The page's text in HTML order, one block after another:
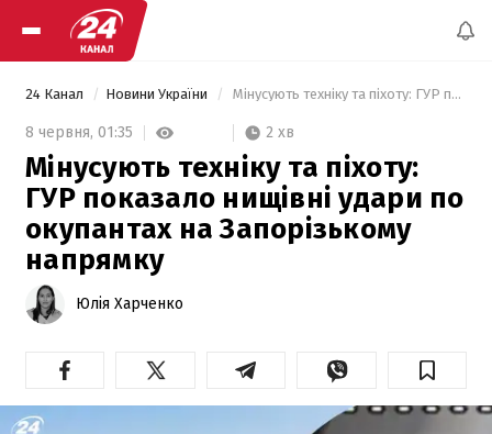
24 Канал Новини України Мінусують техніку та піхоту: ГУР показало нищівні удари по окупантах на Запорізькому напрямку
8 червня, 01:35 2 хв
Мінусують техніку та піхоту:
ГУР показало нищівні удари по
окупантах на Запорізькому
напрямку
Юлія Харченко